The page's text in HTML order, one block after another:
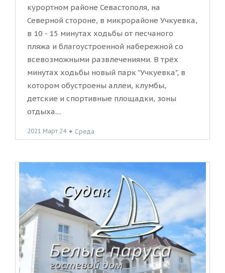
курортном районе Севастополя, на
Северной стороне, в микрорайоне Учкуевка,
в 10 - 15 минутах ходьбы от песчаного
пляжа и благоустроенной набережной со
всевозможными развлечениями. В трёх
минутах ходьбы новый парк "Учкуевка", в
котором обустроены аллеи, клумбы,
детские и спортивные площадки, зоны
отдыха....
2021 Март 24 ● Среда